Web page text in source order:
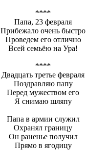
****
Папа, 23 февраля
Прибежало очень быстро
Проведем его отлично
Всей семьёю на Ура!
****
Двадцать третье февраля
Поздравляю папу
Перед мужеством его
Я снимаю шляпу
Папа в армии служил
Охранял границу
Он раненье получил
Прямо в ягодицу